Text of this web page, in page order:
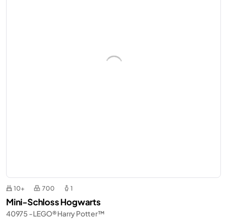
10+ 700 1
Mini-Schloss Hogwarts
40975 - LEGO® Harry Potter™